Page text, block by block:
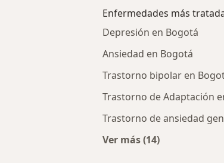
Enfermedades más
Depresión en Bogotá
Ansiedad en Bogotá
Trastorno bipolar en
Trastorno de Adaptación
Trastorno de ansiedad
Ver más (14)